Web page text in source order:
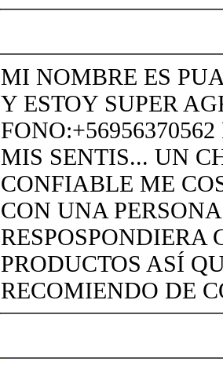
MI NOMBRE ES
Y ESTOY SUPER
MIS SENTIS... UN
CONFIABLE ME
CON UNA
RESPOSPONDIERA
PRODUCTOS ASÍ
RECOMIENDO DE